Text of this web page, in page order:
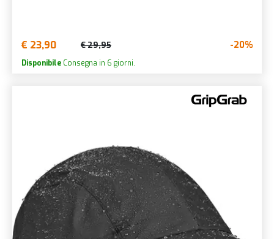
€ 23,90 € 29,95 -20%
Disponibile Consegna in 6 giorni.